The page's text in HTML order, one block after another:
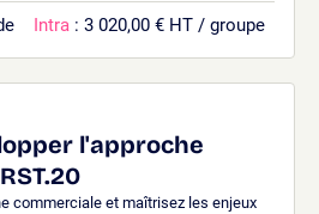
Intra : 3 020,00 € HT / groupe
l'approche
commerciale et maîtrisez les enjeux